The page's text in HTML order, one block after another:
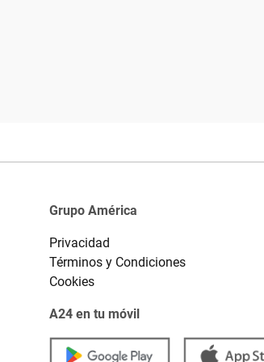
Grupo América
Privacidad
Términos y Condiciones
Cookies
A24 en tu móvil